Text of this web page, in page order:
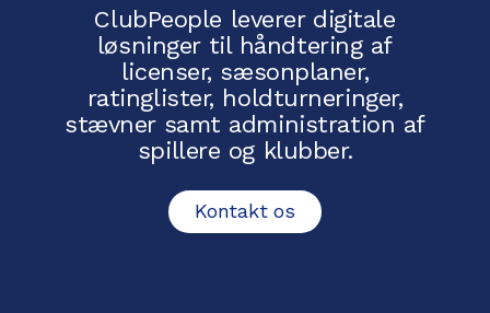
ClubPeople leverer digitale
løsninger til håndtering af
licenser, sæsonplaner,
ratinglister, holdturneringer,
stævner samt administration af
spillere og klubber.
Kontakt os